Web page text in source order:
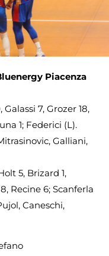
Piacenza
Galassi 7, Grozer 18,
1; Federici (L).
Galliani,
5, Brizard 1,
Recine 6; Scanferla
Caneschi,